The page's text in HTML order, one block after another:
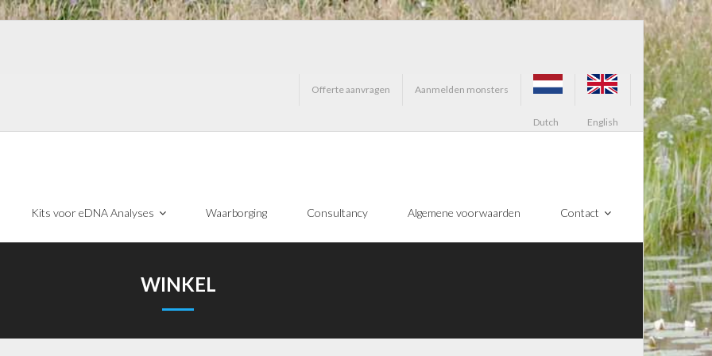
Offerte aanvragen Aanmelden monsters
Dutch English
Kits voor eDNA Analyses Waarborging Consultancy Algemene voorwaarden Contact
WINKEL